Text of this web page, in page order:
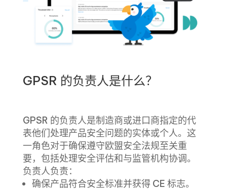
GPSR 的负责人是什么？
GPSR 的负责人是制造商或进口商指定的代
表他们处理产品安全问题的实体或个人。这
一角色对于确保遵守欧盟安全法规至关重
要，包括处理安全评估和与监管机构协调。
负责人负责：
确保产品符合安全标准并获得 CE 标志。